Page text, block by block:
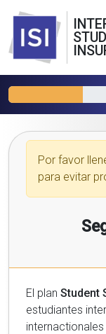
Por favor
para evitar
El plan Student
estudiantes